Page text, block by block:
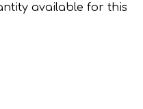
available for this